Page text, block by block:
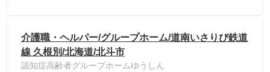
介護職・ヘルパー/グループホーム/道南いさりび鉄道
線 久根別/北海道/北斗市
認知症高齢者グループホームゆうしん